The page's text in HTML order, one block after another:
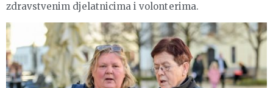
zdravstvenim djelatnicima i volonterima.